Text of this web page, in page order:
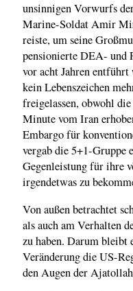
unsinnigen Vorwurfs
Marine-Soldat Amir
reiste, um seine
pensionierte DEA- und
vor acht Jahren entführt
kein Lebenszeichen
freigelassen, obwohl
Minute vom Iran
Embargo für
vergab die 5+1-Gruppe
Gegenleistung für ihre
irgendetwas zu
Von außen betrachtet
als auch am Verhalten
zu haben. Darum bleibt
Veränderung die US-
den Augen der